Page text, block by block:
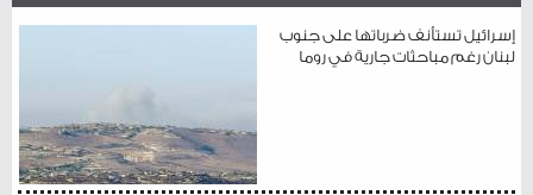
إسرائيل تستأنف ضرباتها على جنوب
لبنان رغم مباحثات جارية في روما